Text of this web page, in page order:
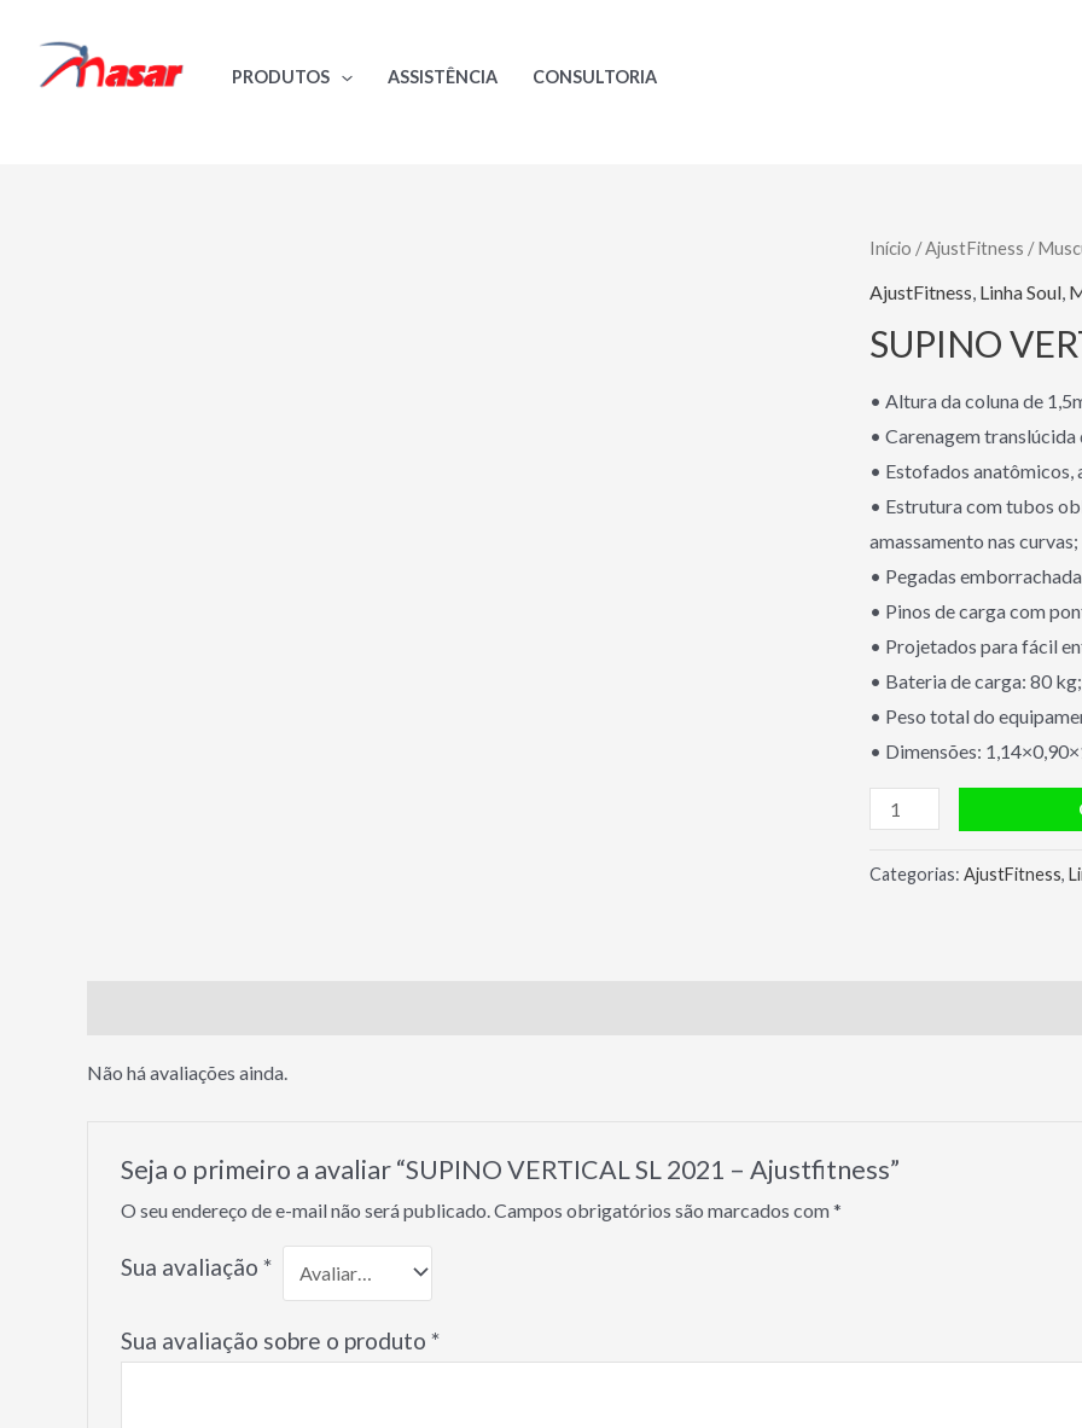
PRODUTOS ASSISTÊNCIA CONSULTORIA
Início /AjustFitness /
AjustFitness Linha Soul
SUPINO
• Altura da coluna de
• Carenagem
• Estofados anatômicos,
• Estrutura com tubos
amassamento nas curvas;
• Pegadas
• Pinos de carga com
• Projetados para fácil
• Bateria de carga: 80 kg;
• Peso total do
• Dimensões:
SUPINO
VERTICAL
SL
Categorias: AjustFitness,
Não há avaliações ainda.
Seja o primeiro a avaliar “SUPINO VERTICAL SL 2021 – Ajustfitness”
O seu endereço de e-mail não será publicado. Campos obrigatórios são marcados com*
Sua avaliação *
Sua avaliação sobre o produto *